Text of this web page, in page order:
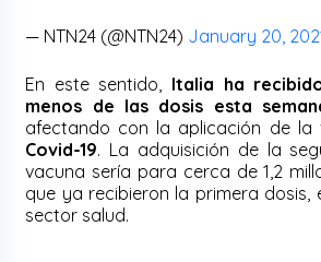
— NTN24 (@NTN24) January 20,
En este sentido, Italia ha
menos de las dosis esta
afectando con la aplicación de la
Covid-19. La adquisición de la
vacuna sería para cerca de 1,2
que ya recibieron la primera dosis,
sector salud.